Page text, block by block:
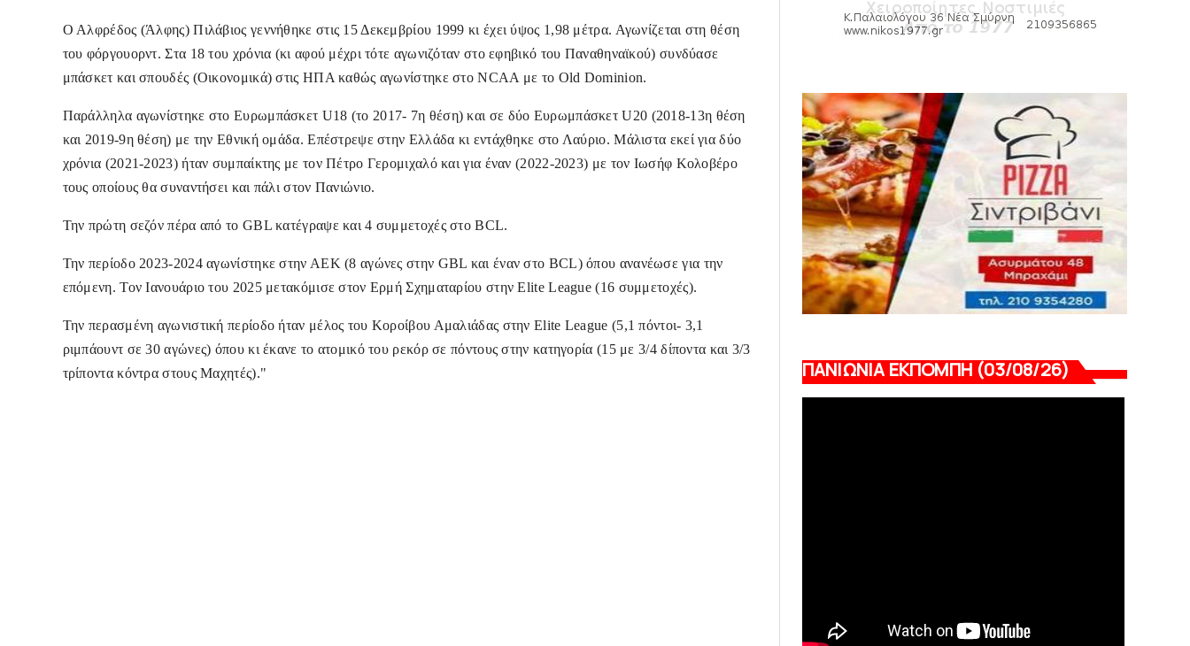
Ο Αλφρέδος (Άλφης) Πιλάβιος γεννήθηκε στις 15 Δεκεμβρίου 1999 κι έχει ύψος 1,98 μέτρα. Αγωνίζεται στη θέση
του φόργουορντ. Στα 18 του χρόνια (κι αφού μέχρι τότε αγωνιζόταν στο εφηβικό του Παναθηναϊκού) συνδύασε
μπάσκετ και σπουδές (Οικονομικά) στις ΗΠΑ καθώς αγωνίστηκε στο NCAA με το Old Dominion.
Παράλληλα αγωνίστηκε στο Ευρωμπάσκετ U18 (το 2017- 7η θέση) και σε δύο Ευρωμπάσκετ U20 (2018-13η θέση
και 2019-9η θέση) με την Εθνική ομάδα. Επέστρεψε στην Ελλάδα κι εντάχθηκε στο Λαύριο. Μάλιστα εκεί για δύο
χρόνια (2021-2023) ήταν συμπαίκτης με τον Πέτρο Γερομιχαλό και για έναν (2022-2023) με τον Ιωσήφ Κολοβέρο
τους οποίους θα συναντήσει και πάλι στον Πανιώνιο.
Την πρώτη σεζόν πέρα από το GBL κατέγραψε και 4 συμμετοχές στο BCL.
Την περίοδο 2023-2024 αγωνίστηκε στην ΑΕΚ (8 αγώνες στην GBL και έναν στo BCL) όπου ανανέωσε για την
επόμενη. Τον Ιανουάριο του 2025 μετακόμισε στον Ερμή Σχηματαρίου στην Elite League (16 συμμετοχές).
Την περασμένη αγωνιστική περίοδο ήταν μέλος του Κοροίβου Αμαλιάδας στην Elite League (5,1 πόντοι- 3,1
ριμπάουντ σε 30 αγώνες) όπου κι έκανε το ατομικό του ρεκόρ σε πόντους στην κατηγορία (15 με 3/4 δίποντα και 3/3
τρίποντα κόντρα στους Μαχητές)."
ΠΟΛΟ
HEADLINES
Πανιώνια Εκπομπή: Έπεσε η αυλαία της
σεζόν με όλη την επικαι...
August 04, 2026
ΠΑΝΙΩΝΙΑ ΕΚΠΟΜΠΗ (03/08/26)